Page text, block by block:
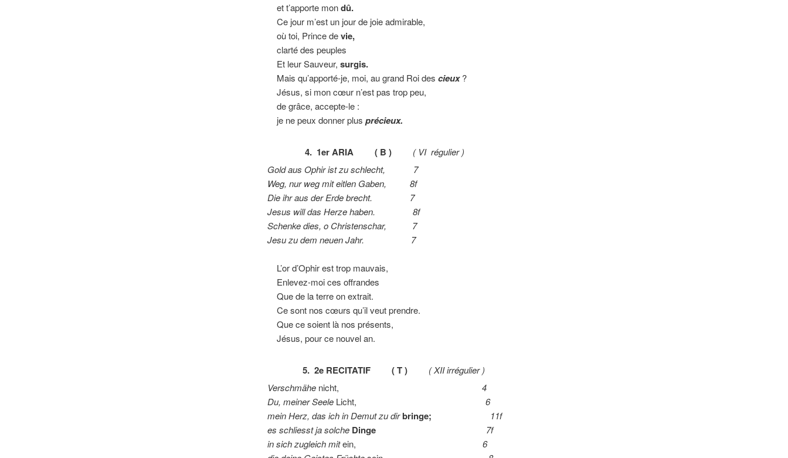
et t’apporte mondû.
Ce jour m’est un jour de joie admirable,
où toi, Prince devie,
clarté des peuples
Et leur Sauveur, surgis.
Mais qu’apporté-je, moi, au grand Roi des cieux?
Jésus, si mon cœur n’est pas trop peu,
de grâce, accepte-le :
je ne peux donner plus précieux.
4. 1er ARIA ( B )
( VI régulier )
Gold aus Ophir ist zu schlecht, 7
Weg, nur weg mit eitlen Gaben, 8f
Die ihr aus der Erde brecht. 7
Jesus will das Herze haben. 8f
Schenke dies, o Christenschar, 7
Jesu zu dem neuen Jahr. 7
L’or d’Ophir est trop mauvais,
Enlevez-moi ces offrandes
Que de la terre on extrait.
Ce sont nos cœurs qu’il veut prendre.
Que ce soient là nos présents,
Jésus, pour ce nouvel an.
5. 2e RECITATIF ( T )
( XII irrégulier )
Verschmähe nicht, 4
Du, meiner Seele Licht, 6
mein Herz, das ich in Demut zu dirbringe; 11f
es schliesst ja solche Dinge 7f
in sich zugleich mitein,
6